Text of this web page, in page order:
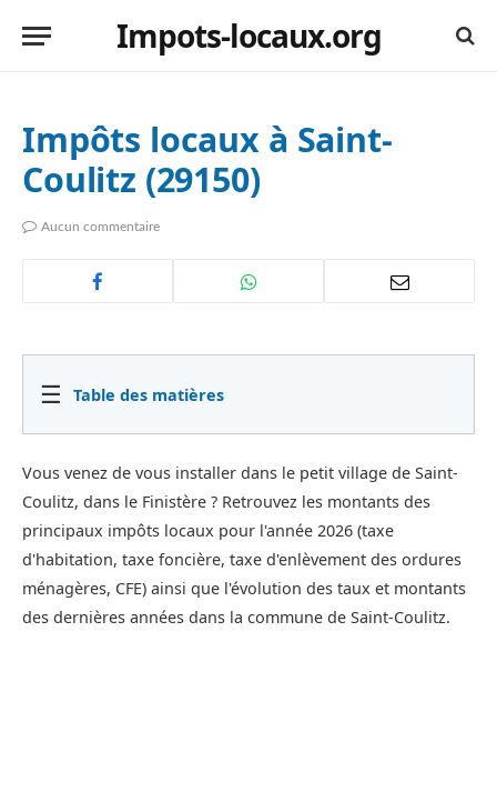
Impots-locaux.org
Impôts locaux à Saint-
Coulitz (29150)
Aucun commentaire
☰ Table des matières
Vous venez de vous installer dans le petit village de Saint-
Coulitz, dans le Finistère ? Retrouvez les montants des
principaux impôts locaux pour l'année 2026 (taxe
d'habitation, taxe foncière, taxe d'enlèvement des ordures
ménagères, CFE) ainsi que l'évolution des taux et montants
des dernières années dans la commune de Saint-Coulitz.